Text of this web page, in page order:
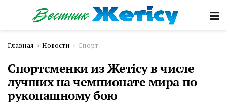
Главная Новости Спорт
Спортсменки из Жетісу в числе
лучших на чемпионате мира по
рукопашному бою